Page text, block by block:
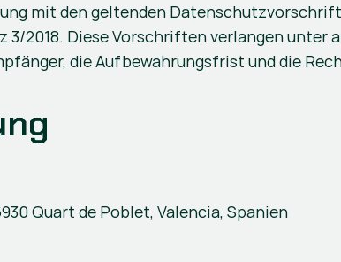
mit den geltenden
3/2018. Diese Vorschriften verlangen unter
die Aufbewahrungsfrist und die
Quart de Poblet, Valencia, Spanien